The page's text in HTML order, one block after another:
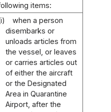
items:
when a person
disembarks or
unloads articles from
the vessel, or leaves
or carries articles out
of either the aircraft
or the Designated
Area in Quarantine
Airport, after the